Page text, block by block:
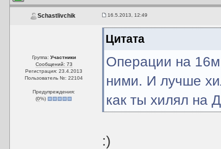
Schastlivchik 16.5.2013, 12:49
Группа: Участники
Сообщений: 73
Регистрация: 23.4.2013
Пользователь №: 22104
Предупреждения:
(0%)
Цитата
Операции на
ними. И лучше
как ты хилял на
:)